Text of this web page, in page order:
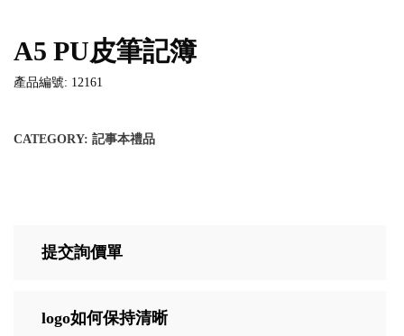
A5 PU皮筆記簿
產品編號: 12161
CATEGORY: 記事本禮品
提交詢價單
logo如何保持清晰